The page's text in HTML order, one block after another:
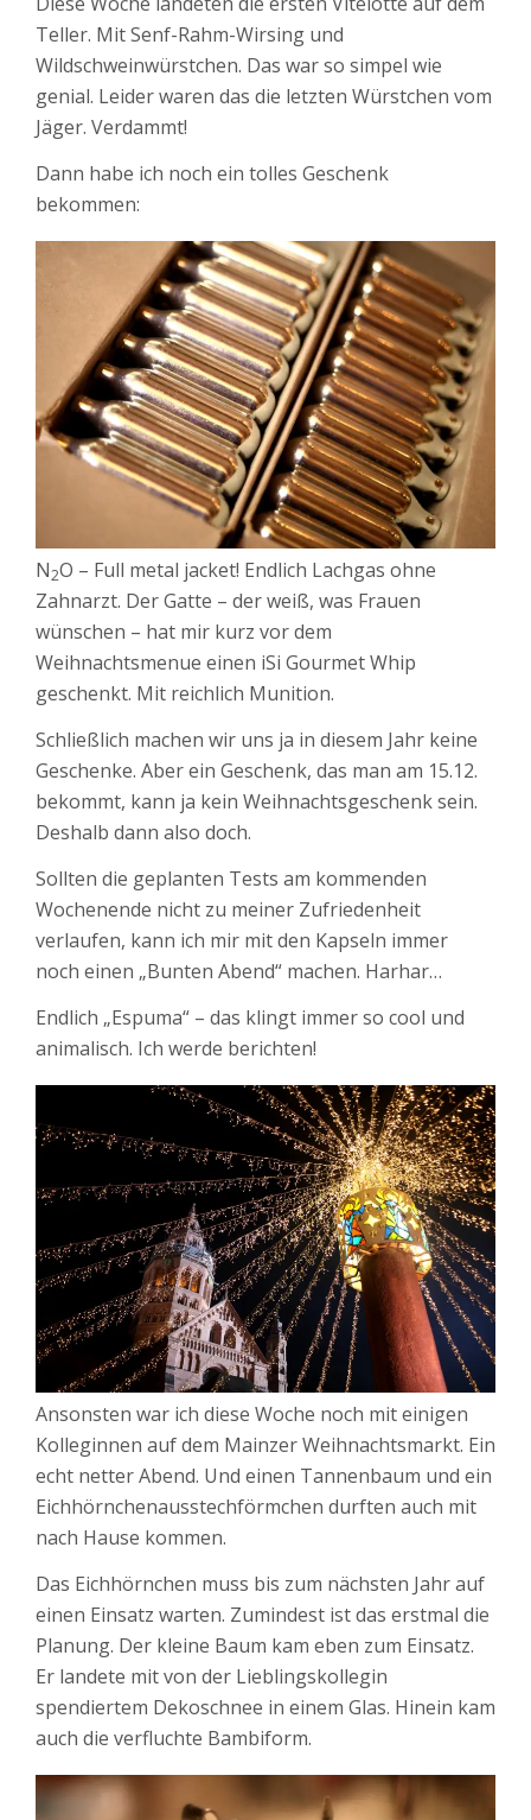
Teller. Mit Senf-Rahm-Wirsing und
Wildschweinwürstchen. Das war so simpel wie
genial. Leider waren das die letzten Würstchen vom
Jäger. Verdammt!
Dann habe ich noch ein tolles Geschenk
bekommen:
N2O – Full metal jacket! Endlich Lachgas ohne
Zahnarzt. Der Gatte – der weiß, was Frauen
wünschen – hat mir kurz vor dem
Weihnachtsmenue einen iSi Gourmet Whip
geschenkt. Mit reichlich Munition.
Schließlich machen wir uns ja in diesem Jahr keine
Geschenke. Aber ein Geschenk, das man am 15.12.
bekommt, kann ja kein Weihnachtsgeschenk sein.
Deshalb dann also doch.
Sollten die geplanten Tests am kommenden
Wochenende nicht zu meiner Zufriedenheit
verlaufen, kann ich mir mit den Kapseln immer
noch einen „Bunten Abend“ machen. Harhar…
Endlich „Espuma“ – das klingt immer so cool und
animalisch. Ich werde berichten!
Ansonsten war ich diese Woche noch mit einigen
Kolleginnen auf dem Mainzer Weihnachtsmarkt. Ein
echt netter Abend. Und einen Tannenbaum und ein
Eichhörnchenausstechförmchen durften auch mit
nach Hause kommen.
Das Eichhörnchen muss bis zum nächsten Jahr auf
einen Einsatz warten. Zumindest ist das erstmal die
Planung. Der kleine Baum kam eben zum Einsatz.
Er landete mit von der Lieblingskollegin
spendiertem Dekoschnee in einem Glas. Hinein kam
auch die verfluchte Bambiform.